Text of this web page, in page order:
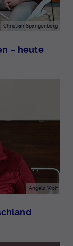
Christian Spangenberg
– heute
Angela Wolf